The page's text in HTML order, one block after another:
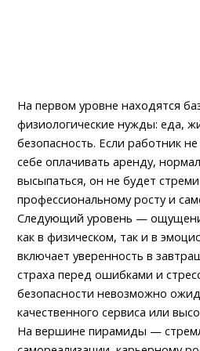
На первом уровне находятся
физиологические нужды: еда,
безопасность. Если работник
себе оплачивать аренду,
высыпаться, он не будет
профессиональному росту и
Следующий уровень —
как в физическом, так и в
включает уверенность в
страха перед ошибками и
безопасности невозможно
качественного сервиса или
На вершине пирамиды —